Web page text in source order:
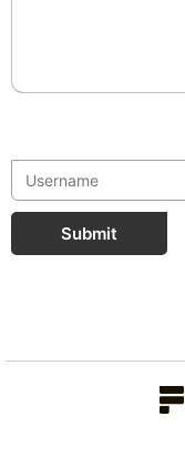
Submit